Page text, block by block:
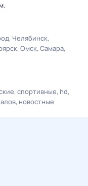
Челябинск
Омск Самара
спортивные hd
новостные